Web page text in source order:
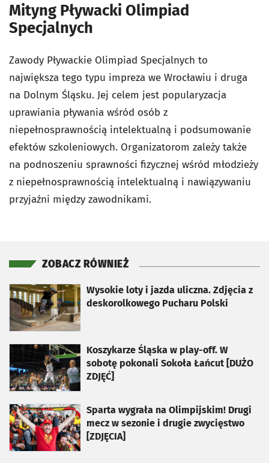
Mityng Pływacki Olimpiad
Specjalnych
Zawody Pływackie Olimpiad Specjalnych to
największa tego typu impreza we Wrocławiu i druga
na Dolnym Śląsku. Jej celem jest popularyzacja
uprawiania pływania wśród osób z
niepełnosprawnością intelektualną i podsumowanie
efektów szkoleniowych. Organizatorom zależy także
na podnoszeniu sprawności fizycznej wśród młodzieży
z niepełnosprawnością intelektualną i nawiązywaniu
przyjaźni między zawodnikami.
ZOBACZ RÓWNIEŻ
Wysokie loty i jazda uliczna. Zdjęcia z
deskorolkowego Pucharu Polski
otworzy się w nowej karcie
Koszykarze Śląska w play-off. W
sobotę pokonali Sokoła Łańcut [DUŻO
ZDJĘĆ]
otworzy się w nowej karcie
Sparta wygrała na Olimpijskim! Drugi
mecz w sezonie i drugie zwycięstwo
[ZDJĘCIA]
otworzy się w nowej karcie